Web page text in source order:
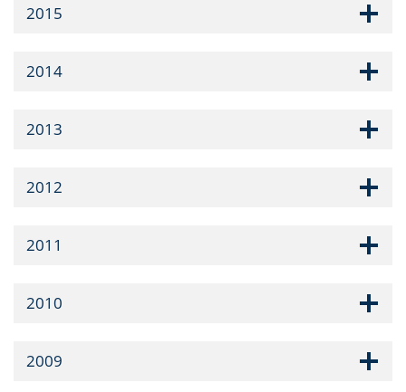
2015
2014
2013
2012
2011
2010
2009